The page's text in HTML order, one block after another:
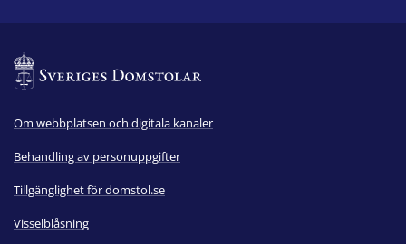
Om webbplatsen och digitala kanaler
Behandling av personuppgifter
Tillgänglighet för domstol.se
Visselblåsning